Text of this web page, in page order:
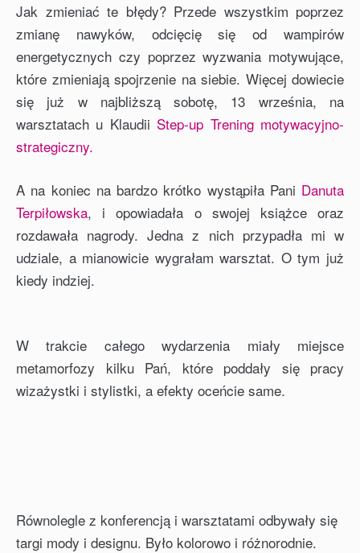
Jak zmieniać te błędy? Przede wszystkim poprzez
zmianę nawyków, odcięcię się od wampirów
energetycznych czy poprzez wyzwania motywujące,
które zmieniają spojrzenie na siebie. Więcej dowiecie
się już w najbliższą sobotę, 13 września, na
warsztatach u Klaudii Step-up Trening motywacyjno-
strategiczny.
A na koniec na bardzo krótko wystąpiła Pani Danuta
Terpiłowska, i opowiadała o swojej książce oraz
rozdawała nagrody. Jedna z nich przypadła mi w
udziale, a mianowicie wygrałam warsztat. O tym już
kiedy indziej.
W trakcie całego wydarzenia miały miejsce
metamorfozy kilku Pań, które poddały się pracy
wizażystki i stylistki, a efekty oceńcie same.
Równolegle z konferencją i warsztatami odbywały się
targi mody i designu. Było kolorowo i różnorodnie.